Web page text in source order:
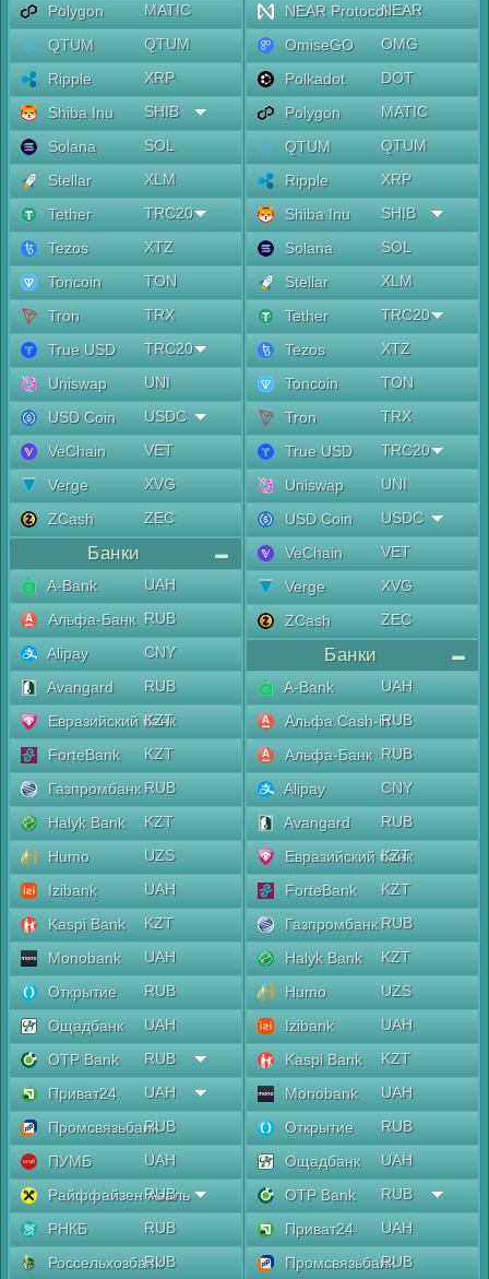
Polygon
MATIC
QTUM
QTUM
Ripple
XRP
Shiba Inu
SHIB
Solana
SOL
Stellar
XLM
Tether
TRC20
Tezos
XTZ
Toncoin
TON
Tron
TRX
True USD
TRC20
Uniswap
UNI
USD Coin
USDC
VeChain
VET
Verge
XVG
ZCash
ZEC
Банки
A-Bank
UAH
Альфа-Банк RUB
Alipay
CNY
Avangard
RUB
Евразийский банк
KZT
ForteBank
KZT
Газпромбанк RUB
Halyk Bank
KZT
Humo
UZS
Izibank
UAH
Kaspi Bank
KZT
Monobank
UAH
Открытие
RUB
Ощадбанк
UAH
OTP Bank
RUB
Приват24
UAH
ПромсвязьбанкRUB
ПУМБ
UAH
Райффайзен Аваль
RUB
РНКБ
RUB
РоссельхозбанкRUB
NEAR ProtocolNEAR
OmiseGO
OMG
Polkadot
DOT
Polygon
MATIC
QTUM
QTUM
Ripple
XRP
Shiba Inu
SHIB
Solana
SOL
Stellar
XLM
Tether
TRC20
Tezos
XTZ
Toncoin
TON
Tron
TRX
True USD
TRC20
Uniswap
UNI
USD Coin
USDC
VeChain
VET
Verge
XVG
ZCash
ZEC
Банки
A-Bank
UAH
Альфа Cash-inRUB
Альфа-Банк RUB
Alipay
CNY
Avangard
RUB
Евразийский банк
KZT
ForteBank
KZT
Газпромбанк RUB
Halyk Bank
KZT
Humo
UZS
Izibank
UAH
Kaspi Bank
KZT
Monobank
UAH
Открытие
RUB
Ощадбанк
UAH
OTP Bank
RUB
Приват24
UAH
ПромсвязьбанкRUB